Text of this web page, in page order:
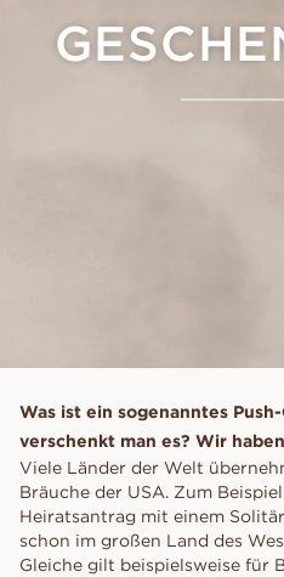
Was ist ein sogenanntes
verschenkt man es? Wir
Viele Länder der Welt
Bräuche der USA. Zum
Heiratsantrag mit einem
schon im großen Land des
Gleiche gilt beispielsweise für